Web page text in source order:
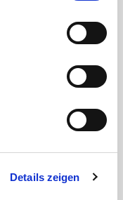
Details zeigen
100m Rolle
EUR brutto